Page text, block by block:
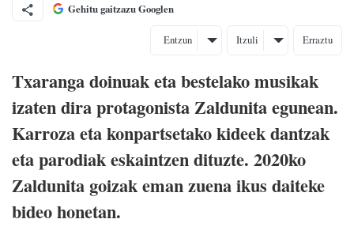
Gehitu gaitzazu Googlen
Entzun Itzuli Erraztu
Txaranga doinuak eta bestelako musikak
izaten dira protagonista Zaldunita egunean.
Karroza eta konpartsetako kideek dantzak
eta parodiak eskaintzen dituzte. 2020ko
Zaldunita goizak eman zuena ikus daiteke
bideo honetan.